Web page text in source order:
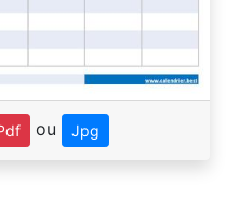
ou Jpg